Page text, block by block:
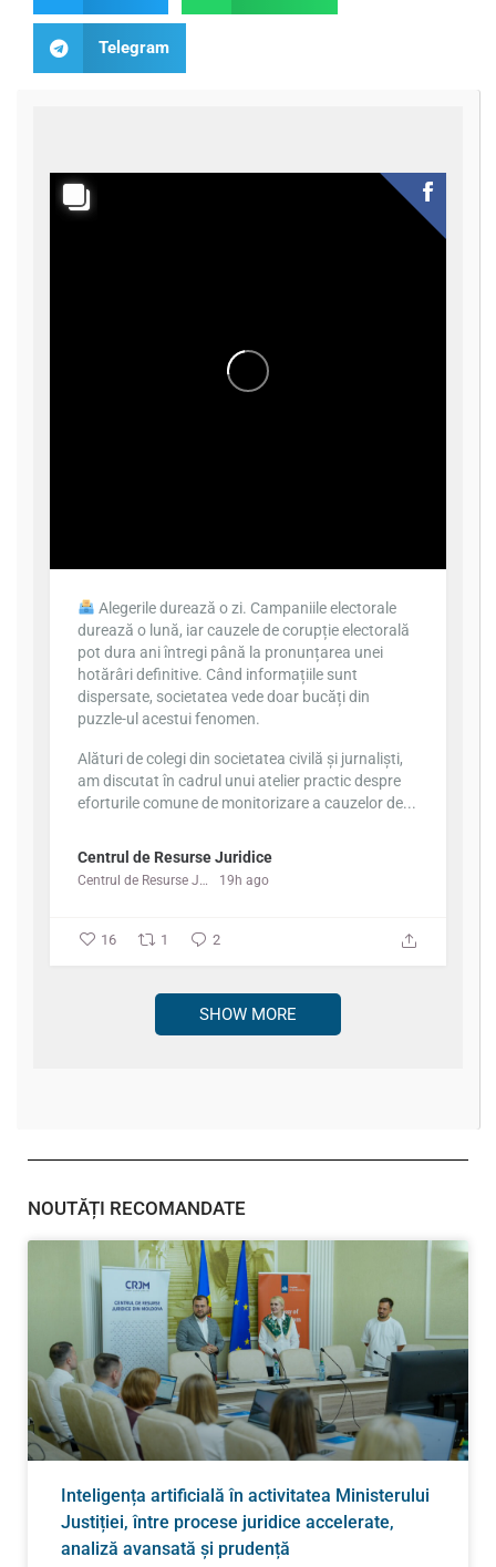
Telegram
Alegerile durează o zi. Campaniile electorale
durează o lună, iar cauzele de corupție electorală
pot dura ani întregi până la pronunțarea unei
hotărâri definitive. Când informațiile sunt
dispersate, societatea vede doar bucăți din
puzzle-ul acestui fenomen.
Alături de colegi din societatea civilă și jurnaliști,
am discutat în cadrul unui atelier practic despre
eforturile comune de monitorizare a cauzelor de...
Centrul de Resurse Juridice
Centrul de Resurse Juridice 19h ago
16 1 2
SHOW MORE
NOUTĂȚI RECOMANDATE
Inteligența artificială în activitatea Ministerului
Justiției, între procese juridice accelerate,
analiză avansată și prudență